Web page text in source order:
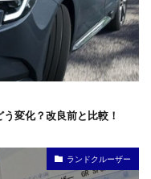
変化？改良前と比較！
ランドクルーザー